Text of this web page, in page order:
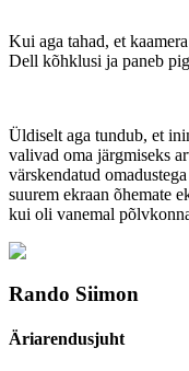
Kui aga tahad, et
Dell kõhklusi ja paneb
Üldiselt aga tundub, et
valivad oma järgmiseks
värskendatud
suurem ekraan õhemate
kui oli vanemal
Rando Siimon
Äriarendusjuht